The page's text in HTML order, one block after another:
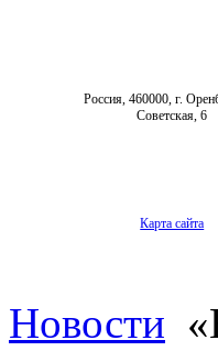
Россия, 460000, г.
Советская, 6
Карта сайта
Новости